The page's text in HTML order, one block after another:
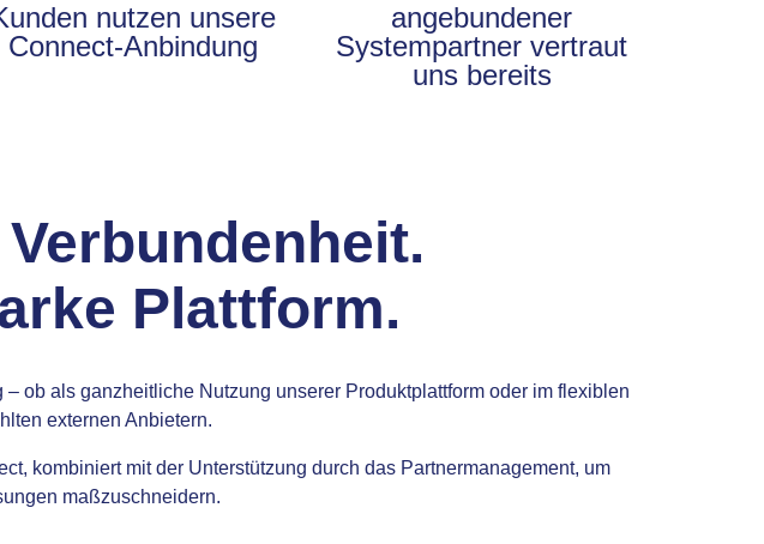
nutzen unsere
Connect-Anbindung
angebundener
Systempartner vertraut
uns bereits
Plattform.
ob als ganzheitliche Nutzung unserer Produktplattform oder im flexiblen
externen Anbietern.
kombiniert mit der Unterstützung durch das Partnermanagement, um
maßzuschneidern.